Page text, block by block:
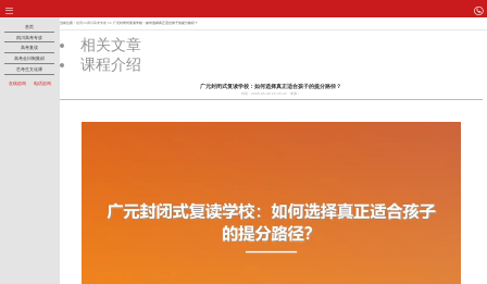
首页
四川高考专攻
高考复读
高考全日制集训
艺考生文化课
在线咨询 电话咨询
当前位置： 首页 >>四川高考专攻>> 广元封闭式复读学校：如何选择真正适合孩子的提分路径？
相关文章
课程介绍
广元封闭式复读学校：如何选择真正适合孩子的提分路径？
时间：2026-05-30 22:25:22 来源：